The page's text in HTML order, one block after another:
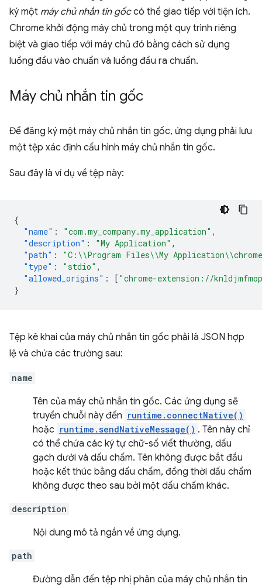
ký một máy chủ nhắn tin gốccó thể giao tiếp với tiện ích.
Chrome khởi động máy chủ trong một quy trình riêng
biệt và giao tiếp với máy chủ đó bằng cách sử dụng
luồng đầu vào chuẩn và luồng đầu ra chuẩn.
Máy chủ nhắn tin gốc
Để đăng ký một máy chủ nhắn tin gốc, ứng dụng phải lưu
một tệp xác định cấu hình máy chủ nhắn tin gốc.
Sau đây là ví dụ về tệp này:
{
"name" : "com.my_company.my_application" ,
"description" : "My Application" ,
"path" :
"C:\\Program Files\\My
"type" : "stdio" ,
"allowed_origins" : [ "chrome-extension://
}
Tệp kê khai của máy chủ nhắn tin gốc phải là JSON hợp
lệ và chứa các trường sau:
name
Tên của máy chủ nhắn tin gốc. Các ứng dụng sẽ
truyền chuỗi này đến runtime.connectNative()
hoặc runtime.sendNativeMessage() . Tên này chỉ
có thể chứa các ký tự chữ-số viết thường, dấu
gạch dưới và dấu chấm. Tên không được bắt đầu
hoặc kết thúc bằng dấu chấm, đồng thời dấu chấm
không được theo sau bởi một dấu chấm khác.
description
Nội dung mô tả ngắn về ứng dụng.
path
Đường dẫn đến tệp nhị phân của máy chủ nhắn tin